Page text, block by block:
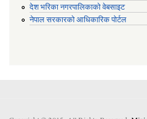
देश भरिका नगरपालिकाको वेबसाइट
नेपाल सरकारको आधिकारिक पोर्टल